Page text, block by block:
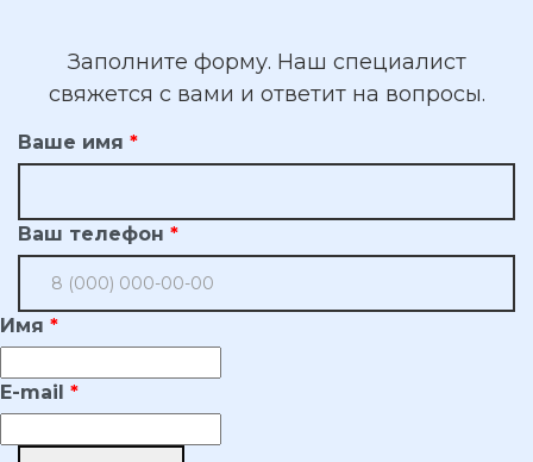
Заполните форму. Наш специалист
свяжется с вами и ответит на вопросы.
Ваше имя
Ваш телефон
Имя
E-mail